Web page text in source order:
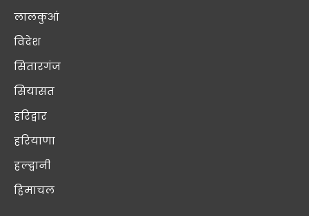
लालकुआं
विदेश
सितारगंज
सियासत
हरिद्वार
हरियाणा
हल्द्वानी
हिमाचल